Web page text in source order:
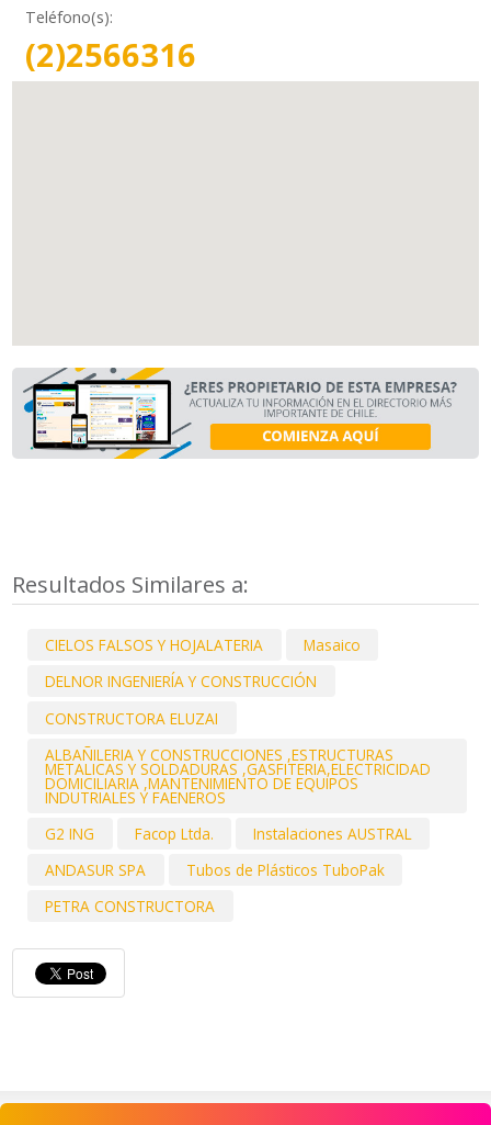
Teléfono(s):
(2)2566316
Resultados Similares a:
CIELOS FALSOS Y HOJALATERIA
Masaico
DELNOR INGENIERÍA Y CONSTRUCCIÓN
CONSTRUCTORA ELUZAI
ALBAÑILERIA Y CONSTRUCCIONES ,ESTRUCTURAS
METALICAS Y SOLDADURAS ,GASFITERIA,ELECTRICIDAD
DOMICILIARIA ,MANTENIMIENTO DE EQUIPOS
INDUTRIALES Y FAENEROS
G2 ING
Facop Ltda.
Instalaciones AUSTRAL
ANDASUR SPA
Tubos de Plásticos TuboPak
PETRA CONSTRUCTORA